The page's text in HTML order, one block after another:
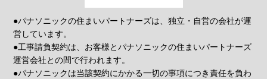
●パナソニックの住まいパートナーズは、独立・自営の会社が運
営しています。
●工事請負契約は、お客様とパナソニックの住まいパートナーズ
運営会社との間で行われます。
●パナソニックは当該契約にかかる一切の事項につき責任を負わ